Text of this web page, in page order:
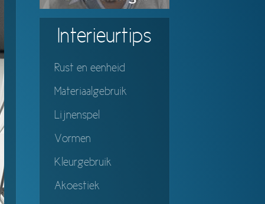
Interieurtips
Rust en eenheid
Materiaalgebruik
Lijnenspel
Vormen
Kleurgebruik
Akoestiek